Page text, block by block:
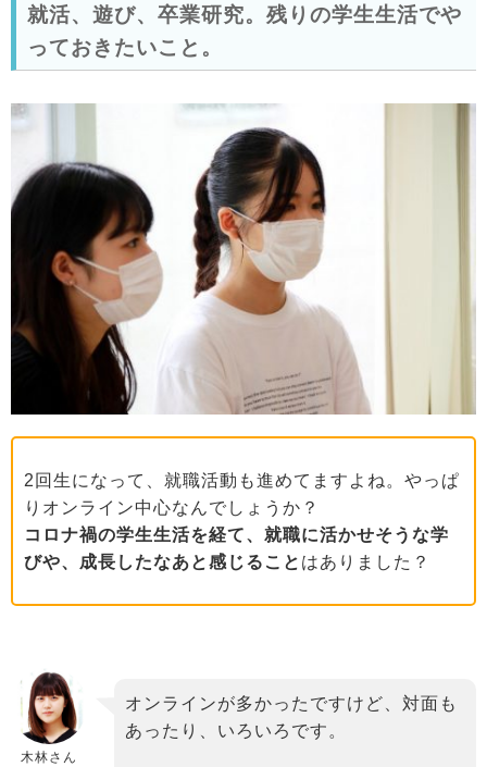
就活、遊び、卒業研究。残りの学生生活でや
っておきたいこと。
2回生になって、就職活動も進めてますよね。やっぱ
りオンライン中心なんでしょうか？
コロナ禍の学生生活を経て、就職に活かせそうな学
びや、成長したなあと感じること はありました？
木林さん
オンラインが多かったですけど、対面も
あったり、いろいろです。